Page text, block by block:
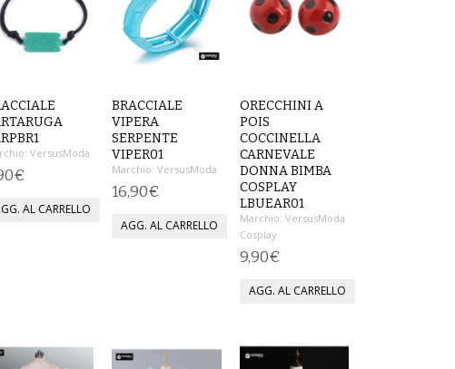
VersusModa
BRACCIALE
VIPERA
SERPENTE
VIPER01
Marchio: VersusModa
16,90€
ORECCHINI A
POIS
COCCINELLA
CARNEVALE
DONNA BIMBA
COSPLAY
LBUEAR01
Marchio: VersusModa
Cosplay
9,90€